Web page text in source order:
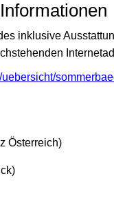
inklusive
Österreich)